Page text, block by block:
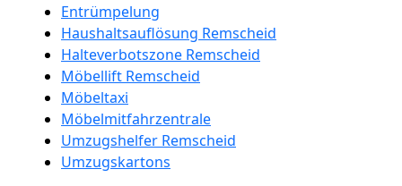
Entrümpelung
Haushaltsauflösung Remscheid
Halteverbotszone Remscheid
Möbellift Remscheid
Möbeltaxi
Möbelmitfahrzentrale
Umzugshelfer Remscheid
Umzugskartons